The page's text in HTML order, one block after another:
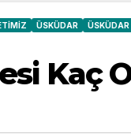
ÜSKÜDAR ÜSKÜDAR
Kaç